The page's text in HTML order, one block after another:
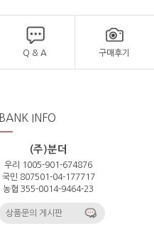
Q & A 구매후기
BANK INFO
(주)분더
우리 1005-901-674876
국민 807501-04-177717
농협 355-0014-9464-23
상품문의 게시판